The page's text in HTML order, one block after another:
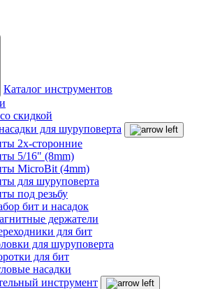
Каталог инструментов
скидкой
для шуруповерта
2х-сторонние
5/16" (8mm)
MicroBit (4mm)
для шуруповерта
под резьбу
бит и насадок
держатели
для бит
для шуруповерта
для бит
насадки
инструмент